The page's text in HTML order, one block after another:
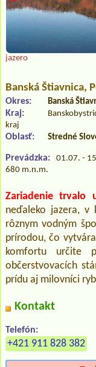
jazero
Banská Štiavnica,
Okres: Banská
Kraj:
kraj
Oblasť: Stredné
Prevádzka: 01.07. -
680 m.n.m.
Zariadenie trvalo
neďaleko jazera, v
rôznym vodným
prírodou, čo
komfortu určite
občerstvovacích
prídu aj milovníci
Kontakt
Telefón:
+421 911 828 382